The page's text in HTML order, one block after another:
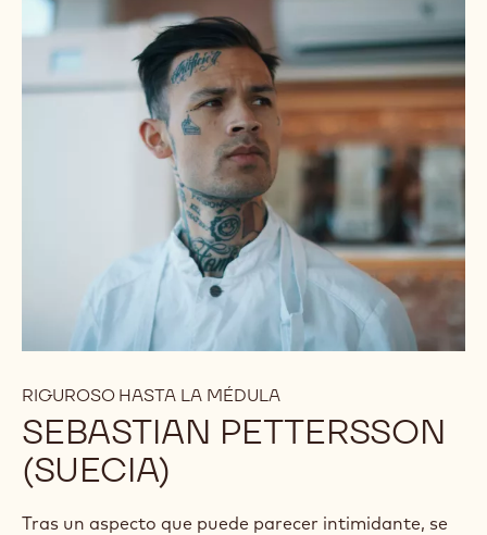
RIGUROSO HASTA LA MÉDULA
SEBASTIAN PETTERSSON
(SUECIA)
Tras un aspecto que puede parecer intimidante, se